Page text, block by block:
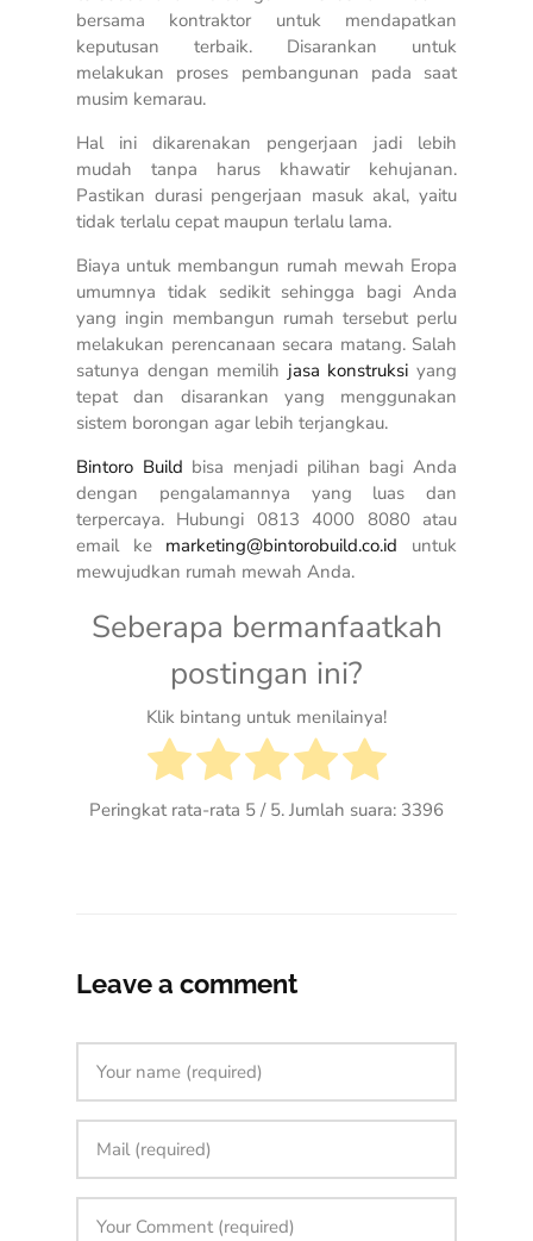
bersama kontraktor untuk mendapatkan
keputusan terbaik. Disarankan untuk
melakukan proses pembangunan pada saat
musim kemarau.
Hal ini dikarenakan pengerjaan jadi lebih
mudah tanpa harus khawatir kehujanan.
Pastikan durasi pengerjaan masuk akal, yaitu
tidak terlalu cepat maupun terlalu lama.
Biaya untuk membangun rumah mewah Eropa
umumnya tidak sedikit sehingga bagi Anda
yang ingin membangun rumah tersebut perlu
melakukan perencanaan secara matang. Salah
satunya dengan memilih jasa konstruksi yang
tepat dan disarankan yang menggunakan
sistem borongan agar lebih terjangkau.
Bintoro Build bisa menjadi pilihan bagi Anda
dengan pengalamannya yang luas dan
terpercaya. Hubungi 0813 4000 8080 atau
email ke marketing@bintorobuild.co.id untuk
mewujudkan rumah mewah Anda.
Seberapa bermanfaatkah
postingan ini?
Klik bintang untuk menilainya!
Peringkat rata-rata 5 / 5. Jumlah suara: 3396
Leave a comment